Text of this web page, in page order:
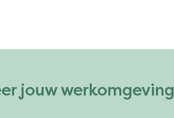
jouw werkomgeving